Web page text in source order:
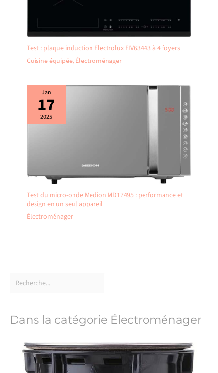
Test : plaque induction Electrolux EIV63443 à 4 foyers
Cuisine équipée, Électroménager
Jan
17
2025
Test du micro-onde Medion MD17495 : performance et
design en un seul appareil
Électroménager
Dans la catégorie Électroménager